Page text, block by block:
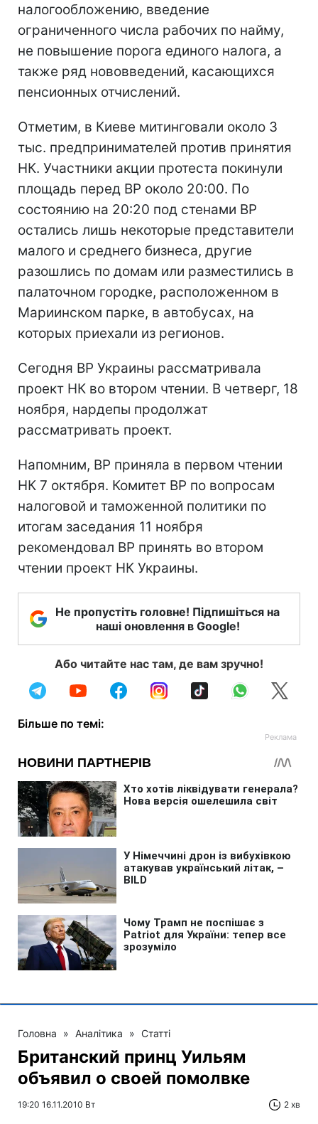
налогообложению, введение
ограниченного числа рабочих по найму,
не повышение порога единого налога, а
также ряд нововведений, касающихся
пенсионных отчислений.
Отметим, в Киеве митинговали около 3
тыс. предпринимателей против принятия
НК. Участники акции протеста покинули
площадь перед ВР около 20:00. По
состоянию на 20:20 под стенами ВР
остались лишь некоторые представители
малого и среднего бизнеса, другие
разошлись по домам или разместились в
палаточном городке, расположенном в
Мариинском парке, в автобусах, на
которых приехали из регионов.
Сегодня ВР Украины рассматривала
проект НК во втором чтении. В четверг, 18
ноября, нардепы продолжат
рассматривать проект.
Напомним, ВР приняла в первом чтении
НК 7 октября. Комитет ВР по вопросам
налоговой и таможенной политики по
итогам заседания 11 ноября
рекомендовал ВР принять во втором
чтении проект НК Украины.
Не пропустіть головне! Підпишіться на
наші оновлення в Google!
Або читайте нас там, де вам зручно!
Більше по темі:
Головна » Аналітика » Статті
Британский принц Уильям
объявил о своей помолвке
19:20 16.11.2010 Вт 2 хв